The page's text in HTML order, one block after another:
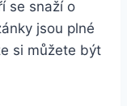
se snaží o
jsou plné
si můžete být